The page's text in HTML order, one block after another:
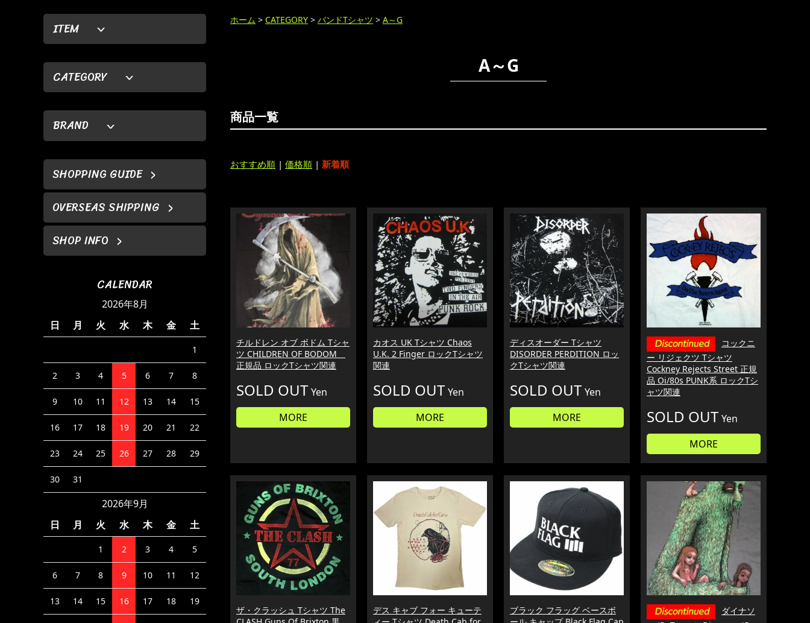
ITEM
CATEGORY
BRAND
SHOPPING GUIDE
OVERSEAS SHIPPING
SHOP INFO
CALENDAR
2026年8月
日
月 火 水 木 金 土
1
2 3 4 5 6 7 8
9 10 11 12 13 14 15
16 17 18 19 20 21 22
23 24 25 26 27 28 29
30 31
2026年9月
日
月 火 水 木 金 土
1 2 3 4 5
6 7 8 9 10 11 12
13 14 15 16 17 18 19
ホーム > CATEGORY > バンドTシャツ > A～G
A～G
商品一覧
おすすめ順 | 価格順 | 新着順
チルドレン オブ ボドム Tシャ
ツ CHILDREN OF BODOM
正規品 ロックTシャツ関連
SOLD OUT Yen
MORE
カオス UK Tシャツ Chaos
U.K. 2 Finger ロックTシャツ
関連
SOLD OUT Yen
MORE
ディスオーダー Tシャツ
DISORDER PERDITION ロッ
クTシャツ関連
SOLD OUT Yen
MORE
コックニ
ー リジェクツ Tシャツ
Cockney Rejects Street 正規
品 Oi/80s PUNK系 ロックTシ
ャツ関連
SOLD OUT Yen
MORE
ザ・クラッシュ Tシャツ The
デス キャブ フォー キューテ
ブラック フラッグ ベースボ
ダイナソ